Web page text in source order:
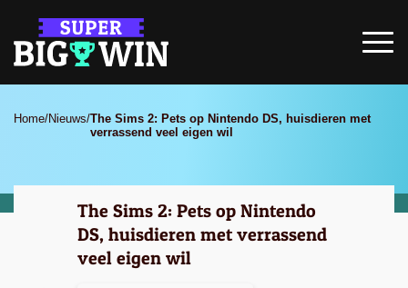
Home/Nieuws/The Sims 2: Pets op Nintendo DS, huisdieren met
verrassend veel eigen wil
The Sims 2: Pets op Nintendo
DS, huisdieren met verrassend
veel eigen wil